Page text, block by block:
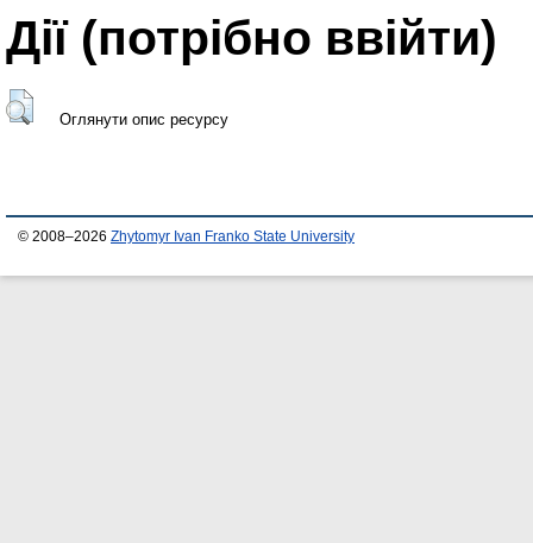
Дії ​​(потрібно ввійти)
Оглянути опис ресурсу
© 2008–2026 Zhytomyr Ivan Franko State University